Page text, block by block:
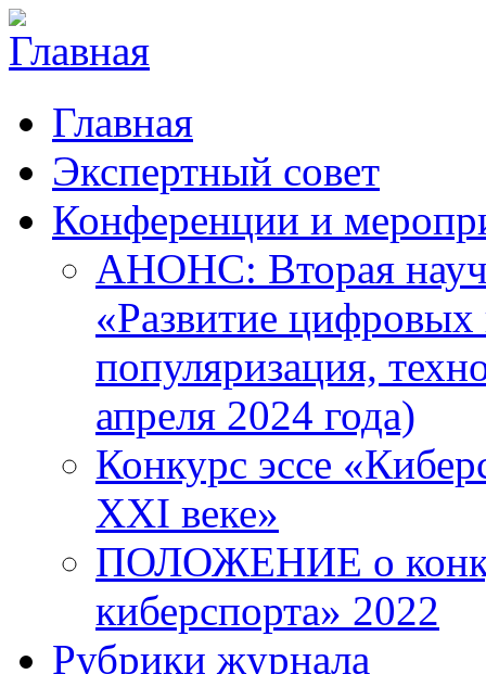
Главная
Экспертный совет
Конференции и
АНОНС: Вторая
«Развитие цифровых
популяризация,
апреля 2024 года)
Конкурс эссе
XXI веке»
ПОЛОЖЕНИЕ о
киберспорта» 2022
Рубрики журнала